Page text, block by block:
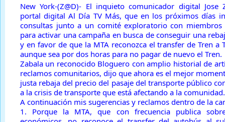
New York-(Z@D)- El inquieto comunicador digital Jose
portal digital Al Día TV Más, que en los próximos días
consultas junto a un comité exploratorio con
para activar una campaña en busca de conseguir una
y en favor de que la MTA reconozca el transfer de Tren a
aunque sea por dos horas para no pagar de nuevo el Tren.
Zabala un reconocido Bloguero con amplio historial de
reclamos comunitarios, dijo que ahora es el mejor
justa rebaja del precio del pasaje del transporte público
a la crisis de transporte que está afectando a la comunidad.
A continuación mis sugerencias y reclamos dentro de la
1. Porque la MTA, que con frecuencia publica